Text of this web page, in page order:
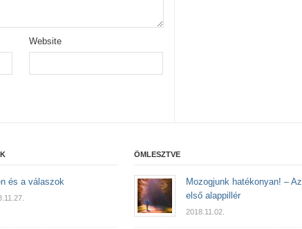
Website
és a válaszok
ÖMLESZTVE
Mozogjunk hatékonyan! – Az
első alappillér
2018.11.02.